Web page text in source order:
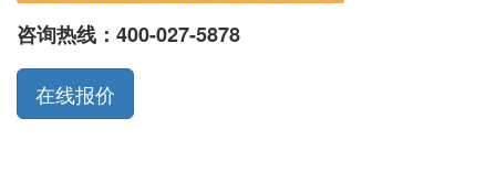
咨询热线： 400-027-5878
在线报价